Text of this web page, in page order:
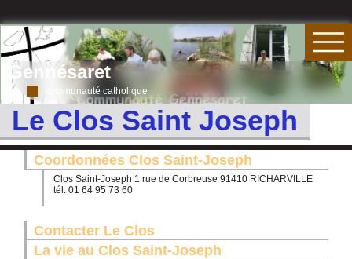
Gennésaret
communauté catholique
Le Clos Saint Joseph
Coordonnées Clos Saint-Joseph
Clos Saint-Joseph 1 rue de Corbreuse 91410 RICHARVILLE
tél. 01 64 95 73 60
Contacter Le Clos
La vie au Clos Saint-Joseph